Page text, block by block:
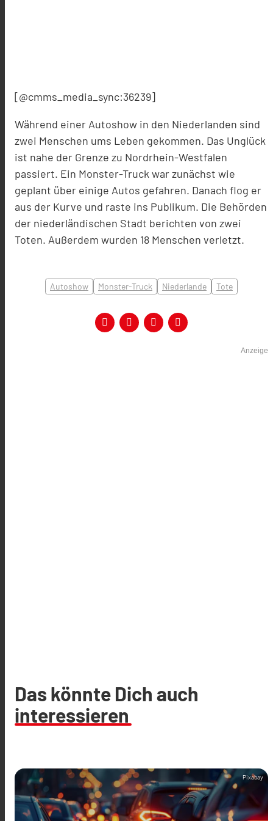
[@cmms_media_sync:36239]
Während einer Autoshow in den Niederlanden sind
zwei Menschen ums Leben gekommen. Das Unglück
ist nahe der Grenze zu Nordrhein-Westfalen
passiert. Ein Monster-Truck war zunächst wie
geplant über einige Autos gefahren. Danach flog er
aus der Kurve und raste ins Publikum. Die Behörden
der niederländischen Stadt berichten von zwei
Toten. Außerdem wurden 18 Menschen verletzt.
Autoshow Monster-Truck Niederlande Tote
Anzeige
Das könnte Dich auch
interessieren
Pixabay